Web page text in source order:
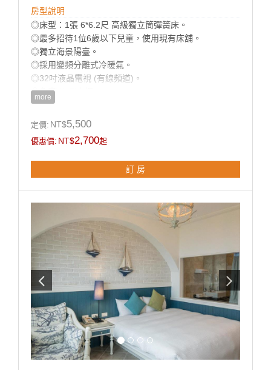
房型說明
◎床型：1張 6*6.2尺 高級獨立筒彈簧床。
◎最多招待1位6歲以下兒童，使用現有床舖。
◎獨立海景陽臺。
◎採用變頻分離式冷暖氣。
◎32吋液晶電視 (有線頻道)。
◎免費Wi-Fi上網。
◎乾濕分離獨立衛浴。
◎寬廣平面停車場。
◎房內提供：小冰箱 / 盥洗用品 / 吹風機 / 電熱水瓶 / 茶
包 / 咖啡包 / 礦泉水 / 舒適乾淨羽毛被品。
more
定價: NT$5,500
優惠價: NT$2,700起
訂 房